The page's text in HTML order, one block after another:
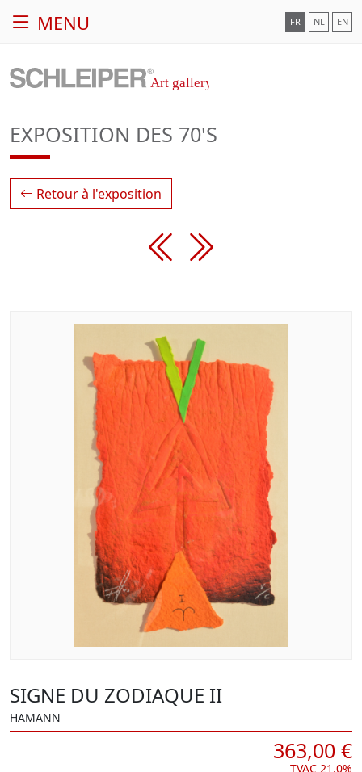
MENU FR NL EN
EXPOSITION DES 70'S
Retour à l'exposition
SIGNE DU ZODIAQUE II
HAMANN
363,00 €
TVAC 21.0%